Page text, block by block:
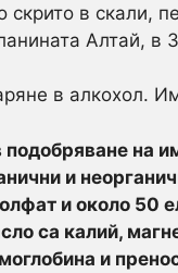
в скали,
Алтай, в
в алкохол.
на
и
и около 50
са калий,
и